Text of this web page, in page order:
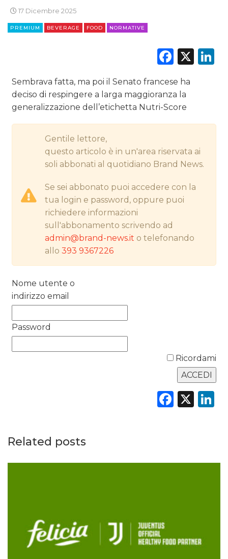
DIGITALE
RADIO / AUDIO
DATI
RICERCHE
PREVISIONI/SCENARI
NORMATIVE
OPINIONI
17 Dicembre 2025
PREMIUM BEVERAGE FOOD NORMATIVE
X
Sembrava fatta, ma poi il Senato francese ha
deciso di respingere a larga maggioranza la
generalizzazione dell’etichetta Nutri-Score
Gentile lettore,
questo articolo è in un'area riservata ai
soli abbonati al quotidiano Brand News.
Se sei abbonato puoi accedere con la
tua login e password, oppure puoi
richiedere informazioni
sull'abbonamento scrivendo ad
admin@brand-news.it o telefonando
allo393 9367226
Nome utente o
indirizzo email
Password
Ricordami
X
Related posts